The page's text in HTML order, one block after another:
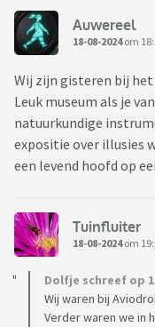
Auwereel
18-08-2024om
Wij zijn gisteren bij
Leuk museum als je
natuurkundige
expositie over illusies
een levend hoofd op
Tuinfluiter
18-08-2024om
Dolfje schreef op
Wij waren bij
Verder waren we in